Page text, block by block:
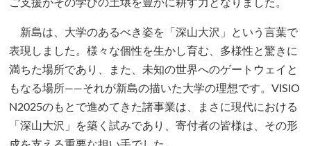
ご支援がその学びの土壌を豊かに耕す力となりました。
新島は、大学のあるべき姿を「深山大沢」という言葉で
表現しました。様々な個性を生かし育む、多様性と驚きに
満ちた場所であり、また、未知の世界へのゲートウェイと
もなる場所――それが新島の描いた大学の理想です。VISIO
N2025のもとで進めてきた諸事業は、まさに現代における
「深山大沢」を築く試みであり、寄付者の皆様は、その形